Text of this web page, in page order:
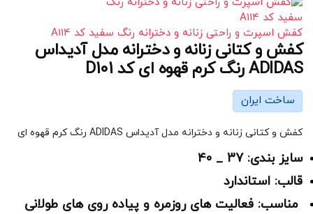
کفش اسپرت و راحتی زنانه و دخترانه رنگ سفید کد A114
کفش و کتانی زنانه و دخترانه مدل آدیداس
ADIDAS رنگ کرم قهوه ای کد D101
ساخت ایران
کفش و کتانی زنانه و دخترانه مدل آدیداس ADIDAS رنگ کرم قهوه ای
سایز بندی: 37 _ 40
قالب: استاندارد
مناسب: فعالیت های روزمره و پیاده روی های طولانی